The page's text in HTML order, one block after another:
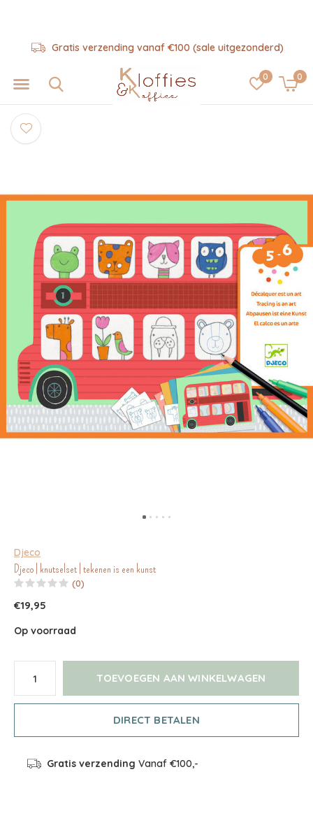
0 0
Gratis verzending vanaf €100 (sale uitgezonderd)
Djeco
Djeco | knutselset | tekenen is een kunst
(0)
€19,95
Op voorraad
TOEVOEGEN AAN WINKELWAGEN
DIRECT BETALEN
Gratis verzending Vanaf €100,-